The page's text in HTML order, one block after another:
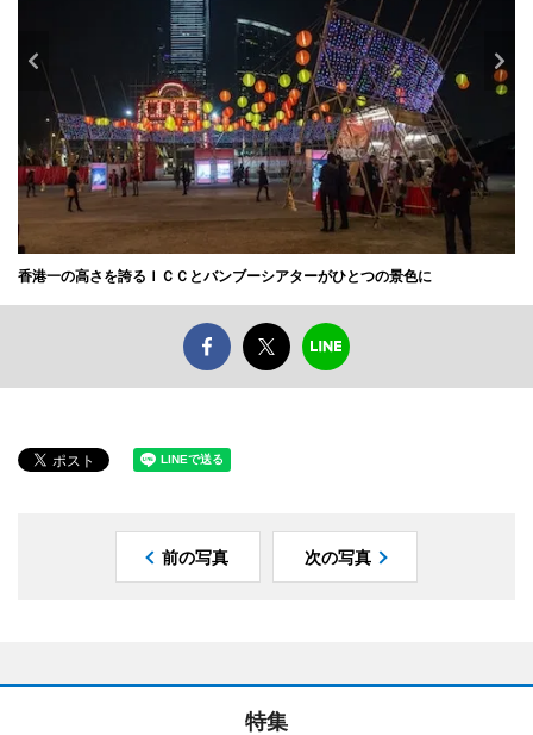
香港一の高さを誇るＩＣＣとバンブーシアターがひとつの景色に
前の写真 次の写真
特集